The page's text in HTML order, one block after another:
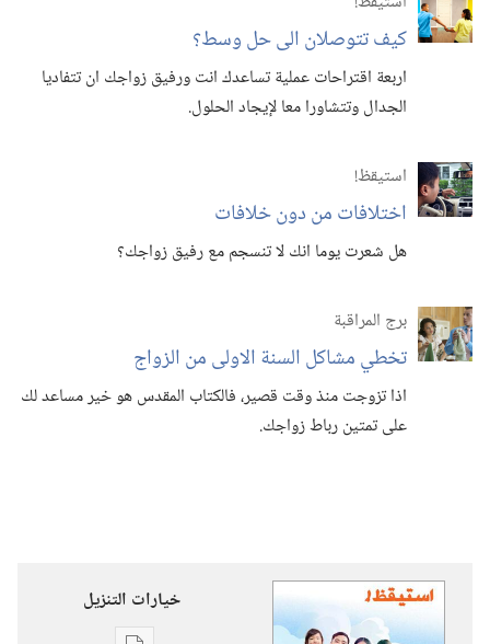
كيف تتوصلان الى حل وسط؟‏
اربعة اقتراحات عملية تساعدك انت ورفيق زواجك ان تتفاديا
الجدال وتتشاورا معا لإيجاد الحلول.‏
استيقظ‏!‏
اختلافات من دون خلافات
هل شعرت يوما انك لا تنسجم مع رفيق زواجك؟‏
برج المراقبة
تخطي مشاكل السنة الاولى من الزواج
اذا تزوجت منذ وقت قصير،‏ فالكتاب المقدس هو خير مساعد لك
على تمتين رباط زواجك.‏
خيارات التنزيل